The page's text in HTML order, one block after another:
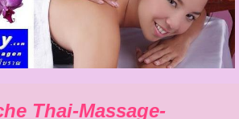
Thai-Massage-